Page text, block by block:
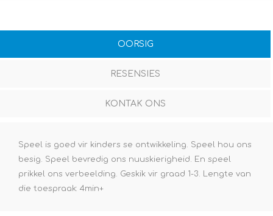
OORSIG
RESENSIES
KONTAK ONS
Speel is goed vir kinders se ontwikkeling. Speel hou ons
besig. Speel bevredig ons nuuskierigheid. En speel
prikkel ons verbeelding. Geskik vir graad 1-3. Lengte van
die toespraak: 4min+